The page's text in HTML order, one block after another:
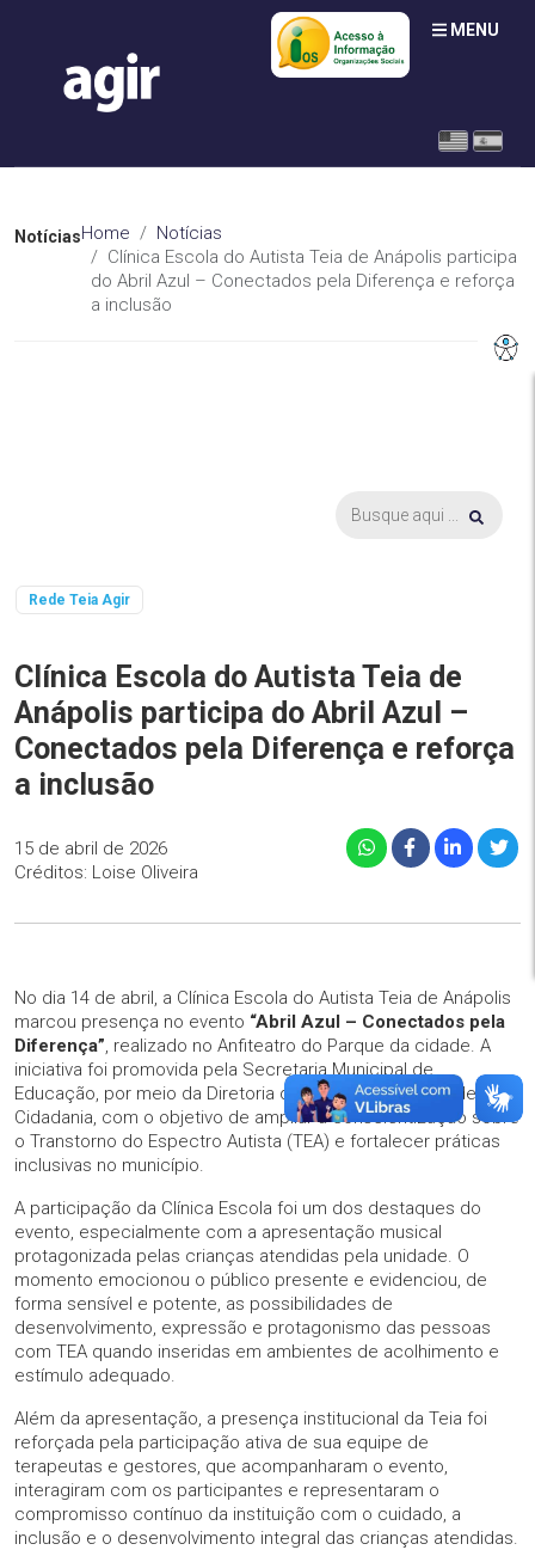
MENU
NotíciasHome
Notícias
Clínica Escola do Autista Teia de Anápolis participa
do Abril Azul – Conectados pela Diferença e reforça
a inclusão
Rede Teia Agir
Clínica Escola do Autista Teia de
Anápolis participa do Abril Azul –
Conectados pela Diferença e reforça
a inclusão
15 de abril de 2026
Créditos: Loise Oliveira
No dia 14 de abril, a Clínica Escola do Autista Teia de Anápolis
marcou presença no evento “Abril Azul – Conectados pela
Diferença”, realizado no Anfiteatro do Parque da cidade. A
iniciativa foi promovida pela Secretaria Municipal de
Educação, por meio da Diretoria de Inclusão, Diversidade e
Cidadania, com o objetivo de ampliar a conscientização sobre
o Transtorno do Espectro Autista (TEA) e fortalecer práticas
inclusivas no município.
A participação da Clínica Escola foi um dos destaques do
evento, especialmente com a apresentação musical
protagonizada pelas crianças atendidas pela unidade. O
momento emocionou o público presente e evidenciou, de
forma sensível e potente, as possibilidades de
desenvolvimento, expressão e protagonismo das pessoas
com TEA quando inseridas em ambientes de acolhimento e
estímulo adequado.
Além da apresentação, a presença institucional da Teia foi
reforçada pela participação ativa de sua equipe de
terapeutas e gestores, que acompanharam o evento,
interagiram com os participantes e representaram o
compromisso contínuo da instituição com o cuidado, a
inclusão e o desenvolvimento integral das crianças atendidas.